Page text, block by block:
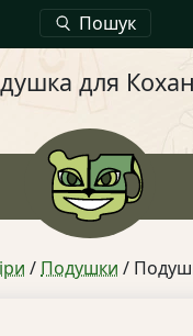
Пошук
для
/ Подушки /